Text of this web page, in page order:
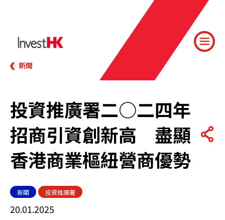
新聞
投資推廣署二○二四年
招商引資創新高 盡顯
香港商業樞紐營商優勢
新聞 投資推廣署
20.01.2025